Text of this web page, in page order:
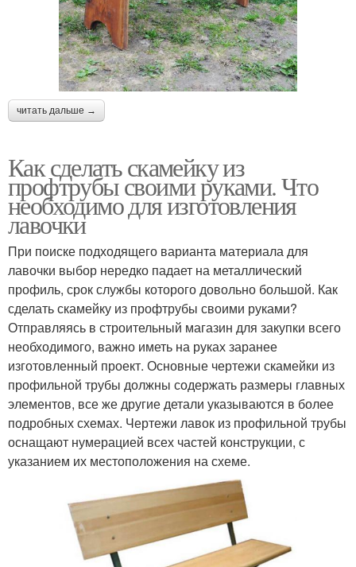
читать дальше →
Как сделать скамейку из
профтрубы своими руками. Что
необходимо для изготовления
лавочки
При поиске подходящего варианта материала для
лавочки выбор нередко падает на металлический
профиль, срок службы которого довольно большой. Как
сделать скамейку из профтрубы своими руками?
Отправляясь в строительный магазин для закупки всего
необходимого, важно иметь на руках заранее
изготовленный проект. Основные чертежи скамейки из
профильной трубы должны содержать размеры главных
элементов, все же другие детали указываются в более
подробных схемах. Чертежи лавок из профильной трубы
оснащают нумерацией всех частей конструкции, с
указанием их местоположения на схеме.